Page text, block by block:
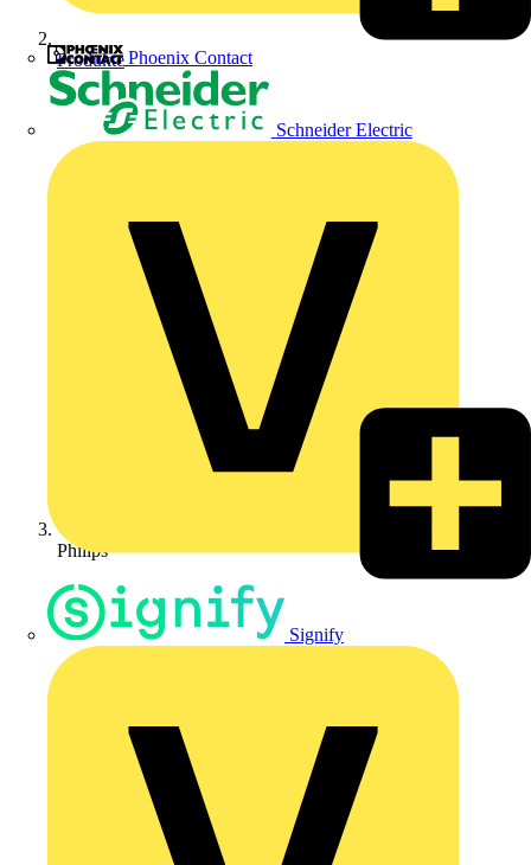
Phoenix Contact
Schneider Electric
Signify
Produkte
Philips